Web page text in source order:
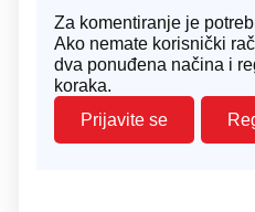
Za komentiranje je
Ako nemate korisnički
dva ponuđena načina i
koraka.
Prijavite se